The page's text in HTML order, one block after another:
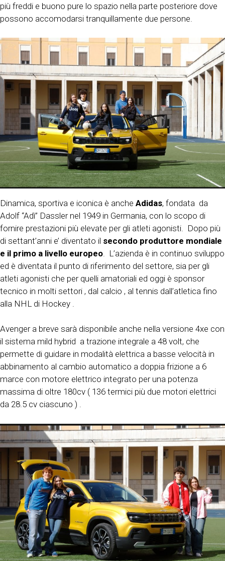
più freddi e buono pure lo spazio nella parte posteriore dove
possono accomodarsi tranquillamente due persone.
Dinamica, sportiva e iconica è anche Adidas, fondata da
Adolf “Adì” Dassler nel 1949 in Germania, con lo scopo di
fornire prestazioni più elevate per gli atleti agonisti. Dopo più
di settant’anni e’ diventato il secondo produttore mondiale
e il primo a livello europeo . L’azienda è in continuo sviluppo
ed è diventata il punto di riferimento del settore, sia per gli
atleti agonisti che per quelli amatoriali ed oggi è sponsor
tecnico in molti settori , dal calcio , al tennis dall’atletica fino
alla NHL di Hockey .
Avenger a breve sarà disponibile anche nella versione 4xe con
il sistema mild hybrid a trazione integrale a 48 volt, che
permette di guidare in modalità elettrica a basse velocità in
abbinamento al cambio automatico a doppia frizione a 6
marce con motore elettrico integrato per una potenza
massima di oltre 180cv ( 136 termici più due motori elettrici
da 28.5 cv ciascuno ) .